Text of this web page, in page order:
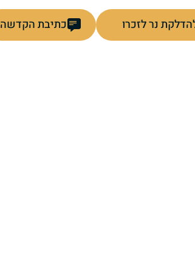
נר לזכרו כתיבת הקדשה